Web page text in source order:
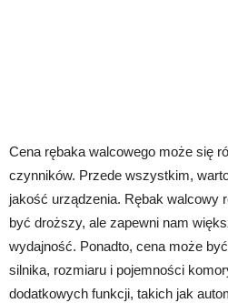
Cena rębaka walcowego może się
czynników. Przede wszystkim,
jakość urządzenia. Rębak walcowy
być droższy, ale zapewni nam
wydajność. Ponadto, cena może
silnika, rozmiaru i pojemności
dodatkowych funkcji, takich jak